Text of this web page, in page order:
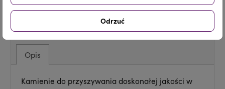
UdostępnijTweetujPinterest
Opis
Kamienie do przyszywania doskonałej jakości w
Odrzuć